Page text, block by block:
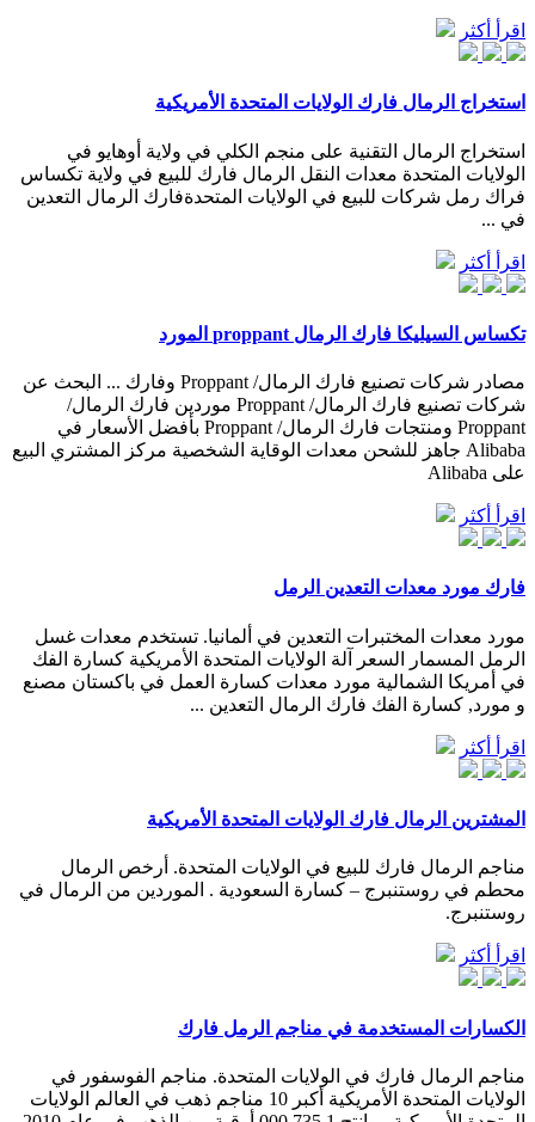
اقرأ أكثر
استخراج الرمال فارك الولايات المتحدة الأمريكية
استخراج الرمال التقنية على منجم الكلي في ولاية أوهايو في
الولايات المتحدة معدات النقل الرمال فارك للبيع في ولاية تكساس
فراك رمل شركات للبيع في الولايات المتحدةفارك الرمال التعدين
في ...
اقرأ أكثر
تكساس السيليكا فارك الرمال proppant المورد
مصادر شركات تصنيع فارك الرمال/ Proppant وفارك ... البحث عن
شركات تصنيع فارك الرمال/ Proppant موردين فارك الرمال/
Proppant ومنتجات فارك الرمال/ Proppant بأفضل الأسعار في
Alibaba جاهز للشحن معدات الوقاية الشخصية مركز المشتري البيع
على Alibaba
اقرأ أكثر
فارك مورد معدات التعدين الرمل
مورد معدات المختبرات التعدين في ألمانيا. تستخدم معدات غسل
الرمل المسمار السعر آلة الولايات المتحدة الأمريكية كسارة الفك
في أمريكا الشمالية مورد معدات كسارة العمل في باكستان مصنع
و مورد, كسارة الفك فارك الرمال التعدين ...
اقرأ أكثر
المشترين الرمال فارك الولايات المتحدة الأمريكية
مناجم الرمال فارك للبيع في الولايات المتحدة. أرخص الرمال
محطم في روستنبرج – كسارة السعودية . الموردين من الرمال في
روستنبرج.
اقرأ أكثر
الكسارات المستخدمة في مناجم الرمل فارك
مناجم الرمال فارك في الولايات المتحدة. مناجم الفوسفور في
الولايات المتحدة الأمريكية أكبر 10 مناجم ذهب في العالم الولايات